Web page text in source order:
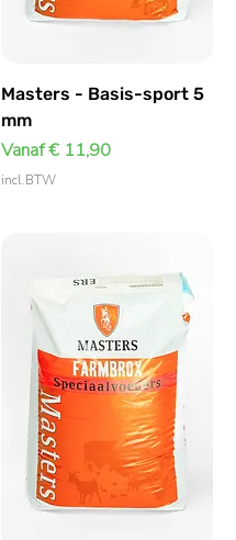
Masters - Basis-sport 5
mm
Vanaf€ 11,90
Verkoopprijs
incl.BTW